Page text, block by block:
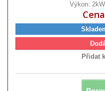
Výkon:
Přidat